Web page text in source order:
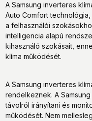
A Samsung inverteres
Auto Comfort
a felhasználói
intelligencia alapú
kihasználó szokásait,
klíma működését.
A Samsung inverteres
rendelkeznek. A
távolról irányítani és
működését. Nem